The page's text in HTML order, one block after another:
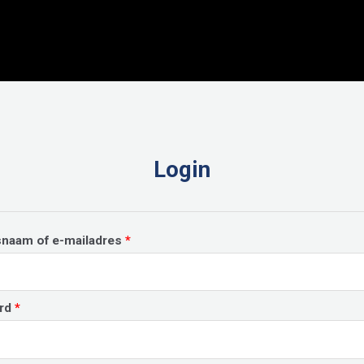
Login
of e-mailadres *Vereist
*Vereist